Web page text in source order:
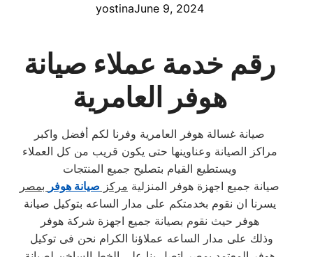
yostinaJune 9, 2024
رقم خدمة عملاء صيانة
هوفر العامرية
صيانة غسالة هوفر العامرية وفرنا لكم أفضل واكبر
مراكز الصيانة وعناوينها حتى يكون قريب من كل العملاء
ويستطيع القيام بتصليح جميع المنتجات
صيانة جميع اجهزة هوفر المنزلية مركز صيانة هوفر بمصر
يسرنا ان نقوم بخدمتكم على مدار الساعه بتوكيل صيانة
هوفر حيث نقوم بصيانة جميع اجهزة شركة هوفر